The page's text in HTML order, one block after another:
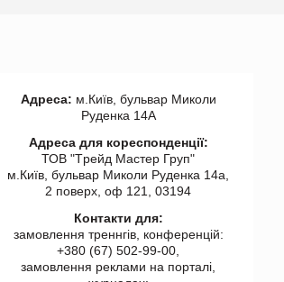
Адреса: м.Київ, бульвар Миколи
Руденка 14А
Адреса для кореспонденції:
ТОВ "Tрейд Мастер Груп"
м.Київ, бульвар Миколи Руденка 14а,
2 поверх, оф 121, 03194
Контакти для:
замовлення треннгів, конференцій:
+380 (67) 502-99-00,
замовлення реклами на порталі,